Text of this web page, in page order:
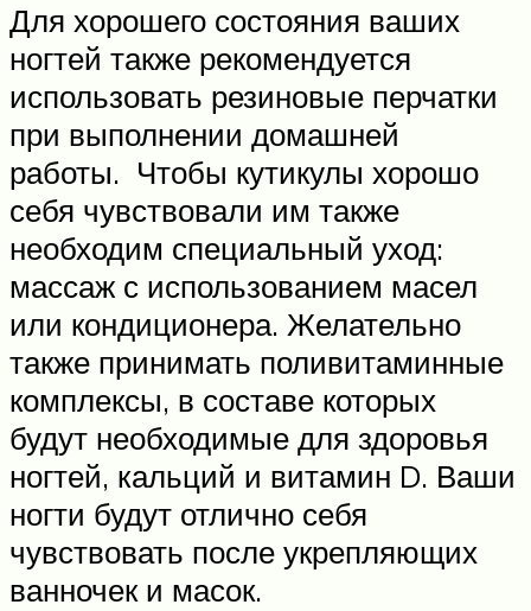
Для хорошего состояния ваших
ногтей также рекомендуется
использовать резиновые перчатки
при выполнении домашней
работы. Чтобы кутикулы хорошо
себя чувствовали им также
необходим специальный уход:
массаж с использованием масел
или кондиционера. Желательно
также принимать поливитаминные
комплексы, в составе которых
будут необходимые для здоровья
ногтей, кальций и витамин D. Ваши
ногти будут отлично себя
чувствовать после укрепляющих
ванночек и масок.